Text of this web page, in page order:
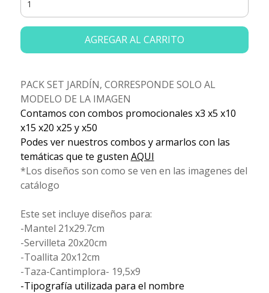
AGREGAR AL CARRITO
PACK SET JARDÍN, CORRESPONDE SOLO AL
MODELO DE LA IMAGEN
Contamos con combos promocionales x3 x5 x10
x15 x20 x25 y x50
Podes ver nuestros combos y armarlos con las
temáticas que te gusten AQUI
*Los diseños son como se ven en las imagenes del
catálogo
Este set incluye diseños para:
-Mantel 21x29.7cm
-Servilleta 20x20cm
-Toallita 20x12cm
-Taza-Cantimplora- 19,5x9
-Tipografía utilizada para el nombre